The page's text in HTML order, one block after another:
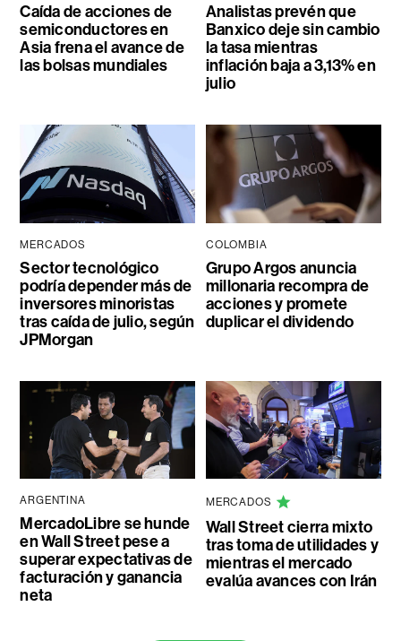
Caída de acciones de
semiconductores en
Asia frena el avance de
las bolsas mundiales
Analistas prevén que
Banxico deje sin cambio
la tasa mientras
inflación baja a 3,13% en
julio
MERCADOS
Sector tecnológico
podría depender más de
inversores minoristas
tras caída de julio, según
JPMorgan
COLOMBIA
Grupo Argos anuncia
millonaria recompra de
acciones y promete
duplicar el dividendo
ARGENTINA
MercadoLibre se hunde
en Wall Street pese a
superar expectativas de
facturación y ganancia
neta
MERCADOS
Wall Street cierra mixto
tras toma de utilidades y
mientras el mercado
evalúa avances con Irán